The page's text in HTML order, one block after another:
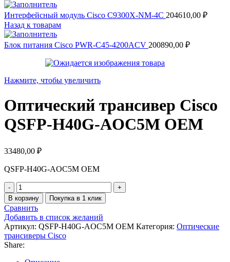
Интерфейсный модуль Cisco C9300X-NM-4C 204610,00 ₽
Назад к товарам
Блок питания Cisco PWR-C45-4200ACV 200890,00 ₽
Нажмите, чтобы увеличить
Оптический трансивер Cisco
QSFP-H40G-AOC5M OEM
33480,00 ₽
QSFP-H40G-AOC5M OEM
Количество
товара
Оптический
трансивер
Cisco
QSFP-
H40G-
AOC5M
OEM
В корзину Покупка в 1 клик
Сравнить
Добавить в список желаний
Артикул: QSFP-H40G-AOC5M OEM Категория: Оптические
трансиверы Cisco
Share: